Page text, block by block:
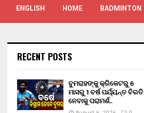
ENGLISH HOME BADMINTON
RECENT POSTS
ବୁମରାହଙ୍କୁ କ୍ରିକେଟରୁ 6
ମାସରୁ 1 ବର୍ଷ ପର୍ଯ୍ୟନ୍ତ ବିରତି
ନେବାକୁ ପରାମର୍ଶ..